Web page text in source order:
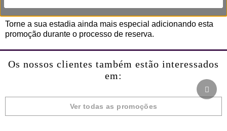
Torne a sua estadia ainda mais especial adicionando esta
promoção durante o processo de reserva.
Os nossos clientes também estão interessados
em:
Ver todas as promoções